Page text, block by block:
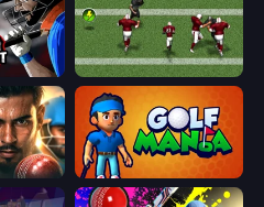
Return Man 2
Golf Mania